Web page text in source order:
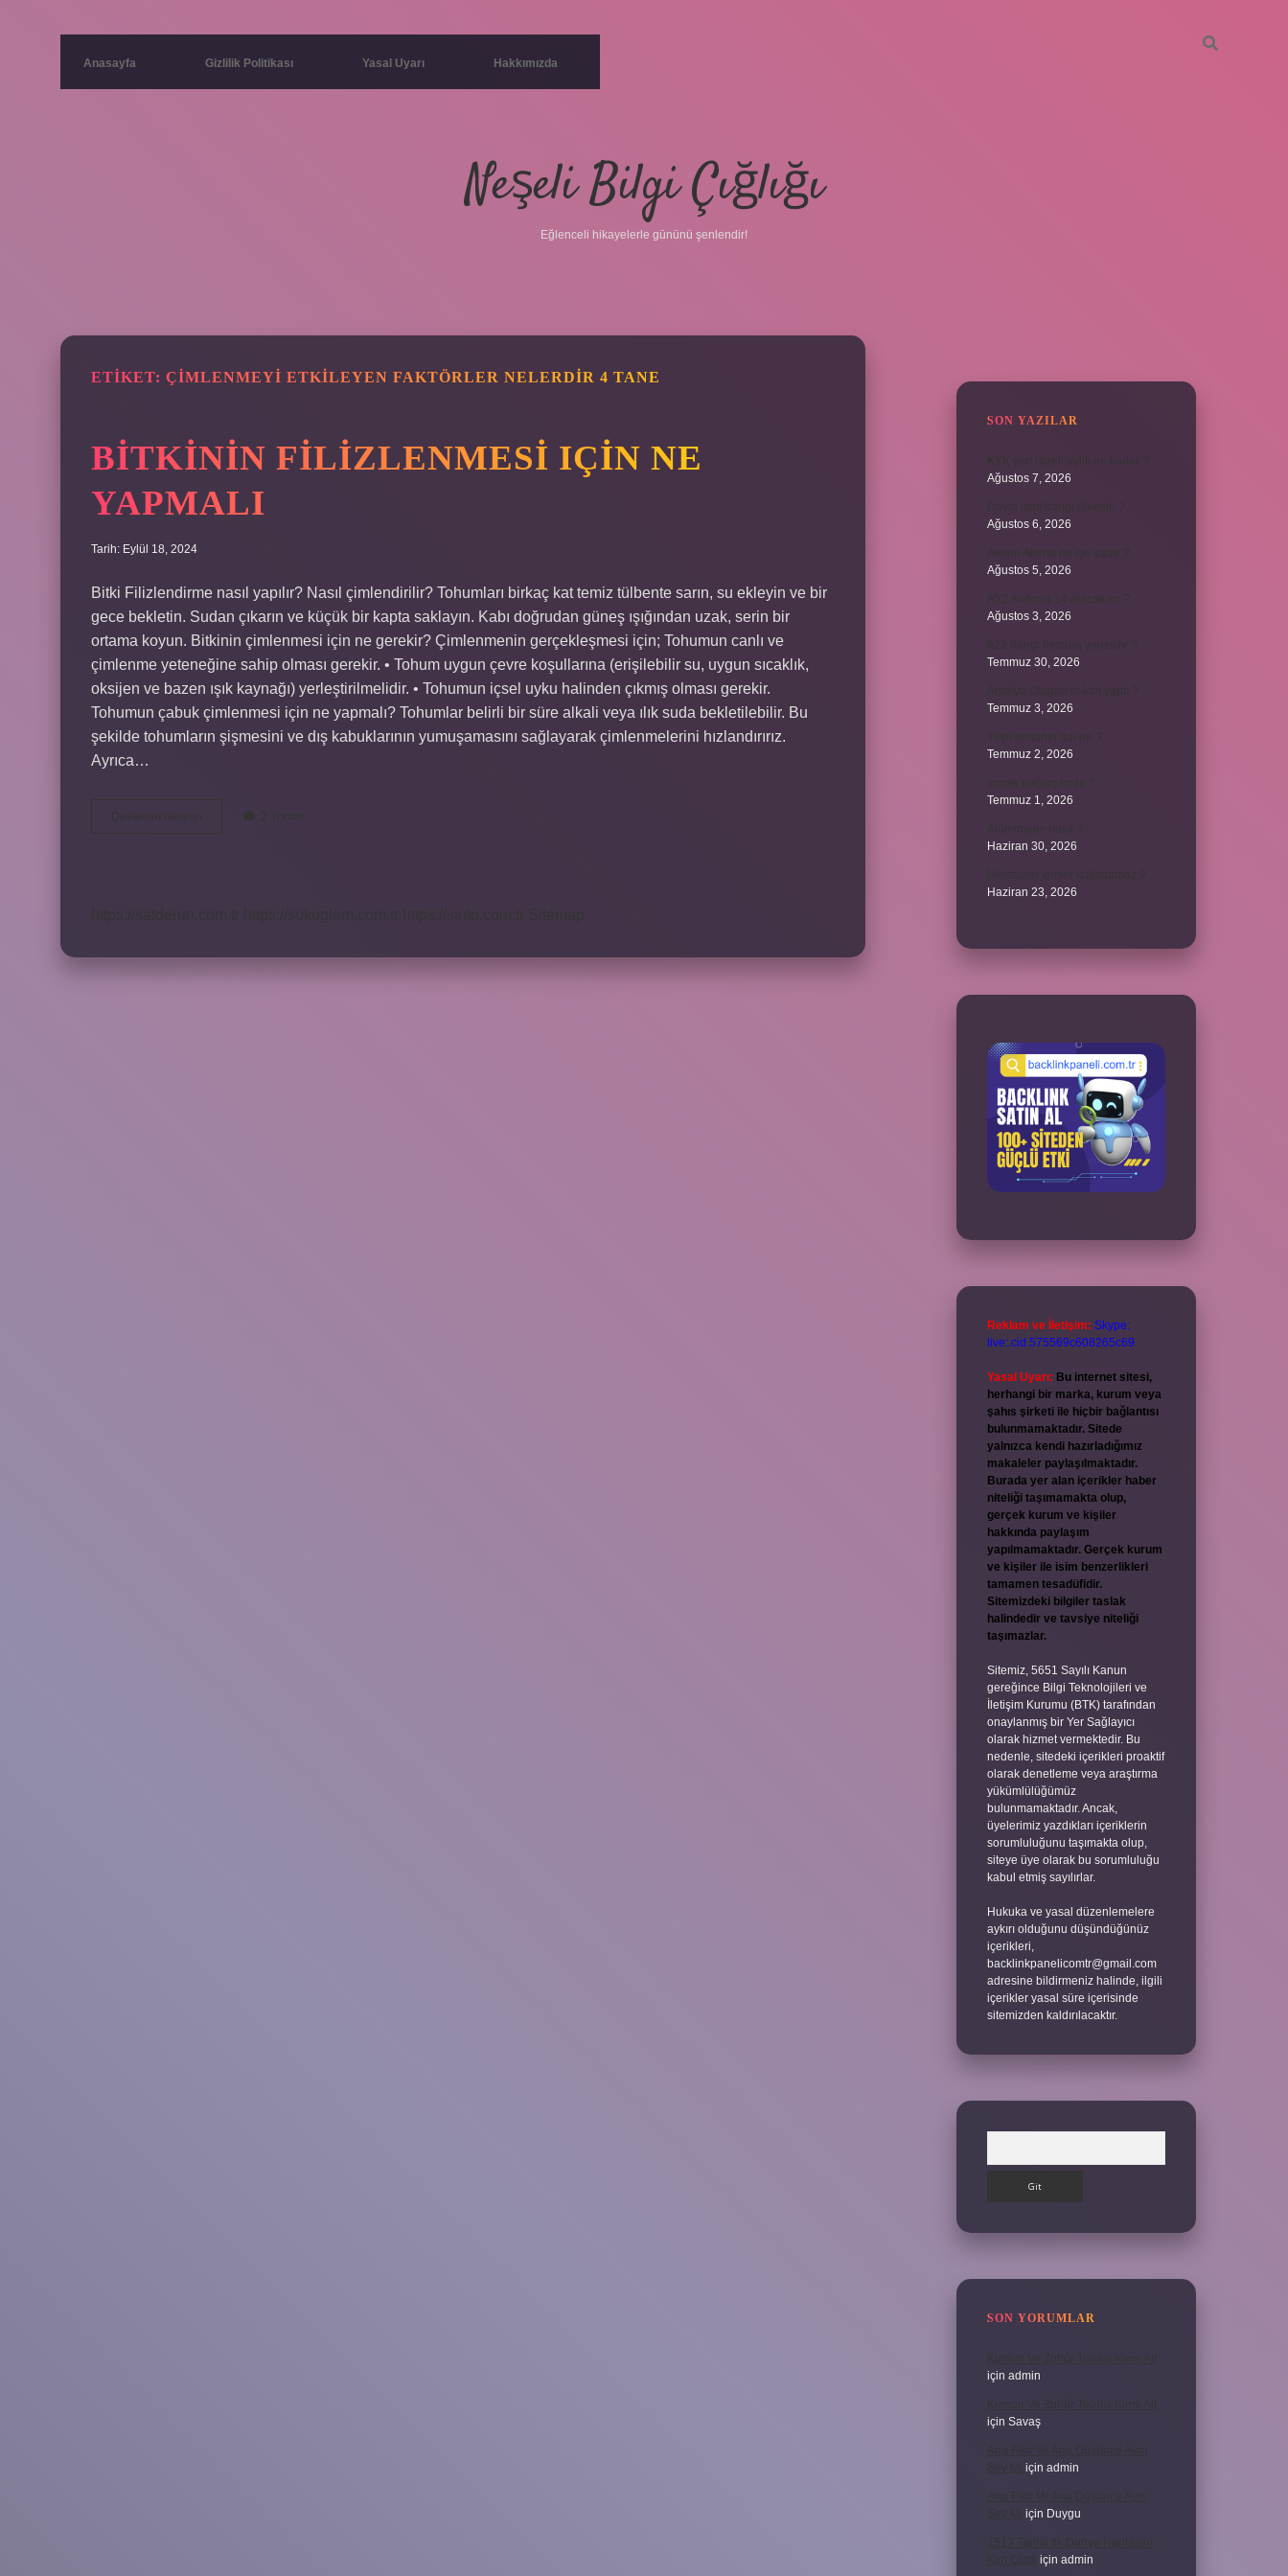
Anasayfa Gizlilik Politikası Yasal Uyarı Hakkımızda
Neşeli Bilgi Çığlığı
Eğlenceli hikayelerle gününü şenlendir!
ETIKET: ÇIMLENMEYI ETKILEYEN FAKTÖRLER NELERDIR 4 TANE
BITKININ FILIZLENMESI IÇIN NE
YAPMALI
Tarih: Eylül 18, 2024
Bitki Filizlendirme nasıl yapılır? Nasıl çimlendirilir? Tohumları birkaç kat temiz tülbente sarın, su ekleyin ve bir
gece bekletin. Sudan çıkarın ve küçük bir kapta saklayın. Kabı doğrudan güneş ışığından uzak, serin bir
ortama koyun. Bitkinin çimlenmesi için ne gerekir? Çimlenmenin gerçekleşmesi için; Tohumun canlı ve
çimlenme yeteneğine sahip olması gerekir. • Tohum uygun çevre koşullarına (erişilebilir su, uygun sıcaklık,
oksijen ve bazen ışık kaynağı) yerleştirilmelidir. • Tohumun içsel uyku halinden çıkmış olması gerekir.
Tohumun çabuk çimlenmesi için ne yapmalı? Tohumlar belirli bir süre alkali veya ılık suda bekletilebilir. Bu
şekilde tohumların şişmesini ve dış kabuklarının yumuşamasını sağlayarak çimlenmelerini hızlandırırız.
Ayrıca…
SON YAZILAR
Ağustos 7, 2026
Ağustos 6, 2026
Ağustos 5, 2026
Ağustos 3, 2026
Temmuz 30, 2026
Temmuz 3, 2026
Temmuz 2, 2026
Temmuz 1, 2026
Haziran 30, 2026
Haziran 23, 2026
Reklam ve İletişim: Skype:
live:.cid.575569c608265c69
Yasal Uyarı: Bu internet sitesi,
herhangi bir marka, kurum veya
şahıs şirketi ile hiçbir bağlantısı
bulunmamaktadır. Sitede
yalnızca kendi hazırladığımız
makaleler paylaşılmaktadır.
Burada yer alan içerikler haber
niteliği taşımamakta olup,
gerçek kurum ve kişiler
hakkında paylaşım
yapılmamaktadır. Gerçek kurum
ve kişiler ile isim benzerlikleri
tamamen tesadüfidir.
Sitemizdeki bilgiler taslak
halindedir ve tavsiye niteliği
taşımazlar.
Sitemiz, 5651 Sayılı Kanun
gereğince Bilgi Teknolojileri ve
İletişim Kurumu (BTK) tarafından
onaylanmış bir Yer Sağlayıcı
olarak hizmet vermektedir. Bu
nedenle, sitedeki içerikleri proaktif
olarak denetleme veya araştırma
yükümlülüğümüz
bulunmamaktadır. Ancak,
üyelerimiz yazdıkları içeriklerin
sorumluluğunu taşımakta olup,
siteye üye olarak bu sorumluluğu
kabul etmiş sayılırlar.
Hukuka ve yasal düzenlemelere
aykırı olduğunu düşündüğünüz
içerikleri,
backlinkpanelicomtr@gmail.com
adresine bildirmeniz halinde, ilgili
içerikler yasal süre içerisinde
sitemizden kaldırılacaktır.
SON YORUMLAR
Kumun Ve Zuhûr Teorisi Kime Ait
için admin
Kumun Ve Zuhûr Teorisi Kime Ait
için Savaş
Ana Fikir Ve Ana Düşünce Aynı
Şey Mi için admin
Ana Fikir Ve Ana Düşünce Aynı
Şey Mi için Duygu
1513 Tarihli Ilk Dünya Haritasını
Kim Çizdi
için admin